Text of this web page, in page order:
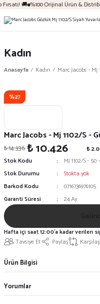
🚚 %100 Orijinal Ürün &
Kadın
Anasayfa Kadın Marc Jacobs - Mj
%27
Marc Jacobs - Mj 1102/S -
₺ 14.336₺ 10.426 ₺
Stok Kodu
MJ 1102/S - 50
Stok Durumu
Stokta yok
Barkod Kodu
0716736976105
Garanti Süresi
24 Ay
Tavsiye Et Paylaş
Hafta içi saat 12:00'a kadar verilen
Ürün Bilgisi
Yorumlar